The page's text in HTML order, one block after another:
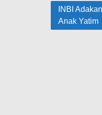
INBI
Anak Yatim